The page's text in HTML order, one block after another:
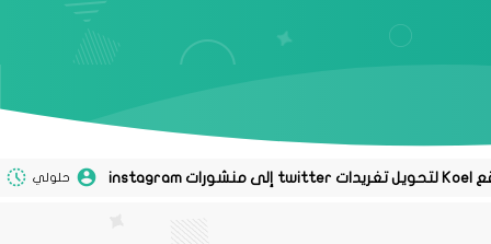
حلولي 02 نوفمبر 2020